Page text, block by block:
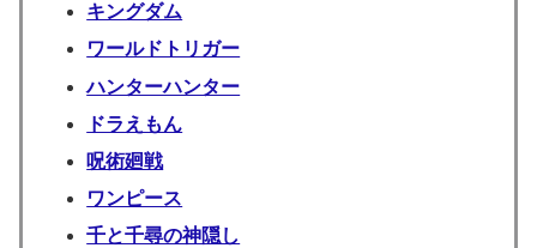
キングダム
ワールドトリガー
ハンターハンター
ドラえもん
呪術廻戦
ワンピース
千と千尋の神隠し